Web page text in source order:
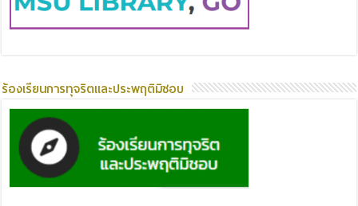
ร้องเรียนการทุจริตและประพฤติมิชอบ